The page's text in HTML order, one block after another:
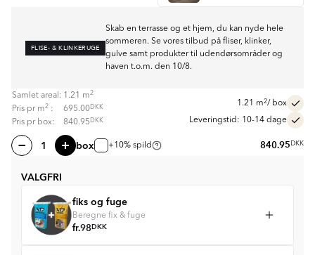
FLISE- & KLINKERUGE
Skab en terrasse og et hjem, du kan nyde hele
sommeren. Se vores tilbud på fliser, klinker,
gulve samt produkter til udendørsområder og
haven t.o.m. den 10/8.
Samlet areal: 1.21 m 2
Pris pr m 2 : 695.00DKK
Pris pr box: 840.95 DKK
1.21 m2/ box
Leveringstid: 10-14 dage
box +10% spild 840.95 DKK
VALGFRI
fiks og fuge
Beregne fix & fuge
fr.98DKK